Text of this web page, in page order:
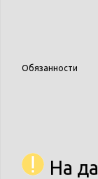
Обязанности
На